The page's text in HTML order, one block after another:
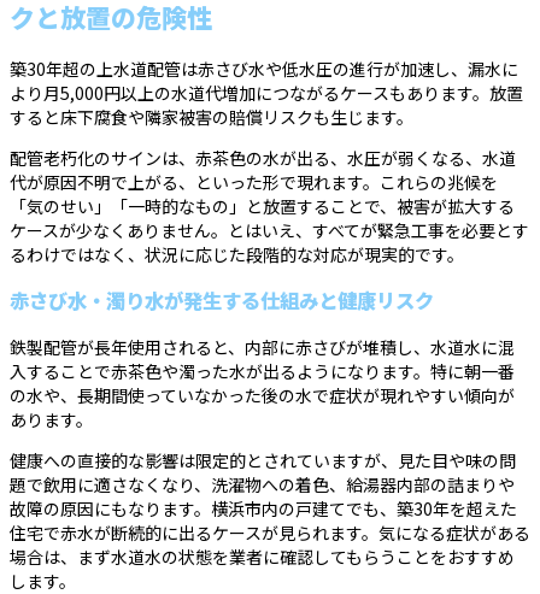
クと放置の危険性
築30年超の上水道配管は赤さび水や低水圧の進行が加速し、漏水に
より月5,000円以上の水道代増加につながるケースもあります。放置
すると床下腐食や隣家被害の賠償リスクも生じます。
配管老朽化のサインは、赤茶色の水が出る、水圧が弱くなる、水道
代が原因不明で上がる、といった形で現れます。これらの兆候を
「気のせい」「一時的なもの」と放置することで、被害が拡大する
ケースが少なくありません。とはいえ、すべてが緊急工事を必要とす
るわけではなく、状況に応じた段階的な対応が現実的です。
赤さび水・濁り水が発生する仕組みと健康リスク
鉄製配管が長年使用されると、内部に赤さびが堆積し、水道水に混
入することで赤茶色や濁った水が出るようになります。特に朝一番
の水や、長期間使っていなかった後の水で症状が現れやすい傾向が
あります。
健康への直接的な影響は限定的とされていますが、見た目や味の問
題で飲用に適さなくなり、洗濯物への着色、給湯器内部の詰まりや
故障の原因にもなります。横浜市内の戸建てでも、築30年を超えた
住宅で赤水が断続的に出るケースが見られます。気になる症状がある
場合は、まず水道水の状態を業者に確認してもらうことをおすすめ
します。